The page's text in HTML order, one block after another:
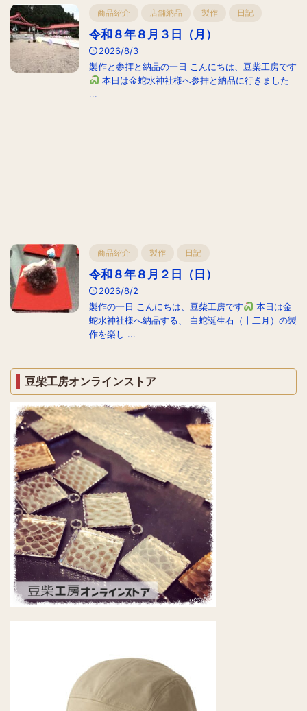
商品紹介 店舗納品 製作 日記
令和８年８月３日（月）
2026/8/3
製作と参拝と納品の一日 こんにちは、豆柴工房です
本日は金蛇水神社様へ参拝と納品に行きました
...
商品紹介 製作 日記
令和８年８月２日（日）
2026/8/2
製作の一日 こんにちは、豆柴工房です
本日は金
蛇水神社様へ納品する、 白蛇誕生石（十二月）の製
作を楽し ...
豆柴工房オンラインストア